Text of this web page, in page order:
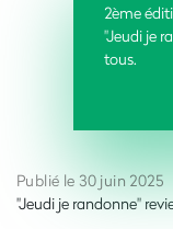
2ème
"Jeudi je
tous.
Publié le 30 juin 2025
"Jeudi je randonne"